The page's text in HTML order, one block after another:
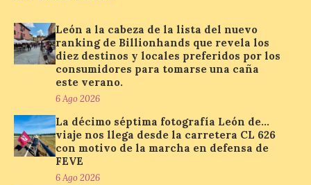
Las solicitudes estarán
abiertas del 22 de julio al 4
de septiembre de 2026.
Bruselas, 6 de agosto de
2026.- La Comisión
Europea ha actualizado las normas de su
marco único modernizado que hace que el
programa […]
León a la cabeza de la lista del nuevo
ranking de Billionhands que revela los
diez destinos y locales preferidos por los
consumidores para tomarse una caña
este verano.
6 Ago 2026
La décimo séptima fotografía León de…
viaje nos llega desde la carretera CL 626
con motivo de la marcha en defensa de
FEVE
6 Ago 2026